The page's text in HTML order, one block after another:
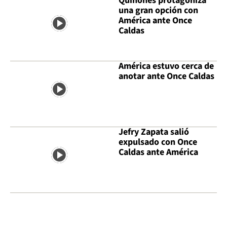
una gran opción con
América ante Once
Caldas
América estuvo cerca de
anotar ante Once Caldas
Jefry Zapata salió
expulsado con Once
Caldas ante América